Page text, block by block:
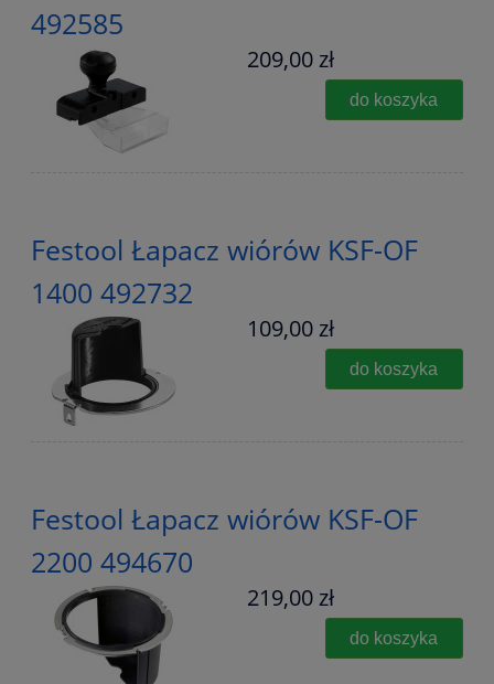
492585
209,00 zł
do koszyka
Festool Łapacz wiórów KSF-OF
1400 492732
109,00 zł
do koszyka
Festool Łapacz wiórów KSF-OF
2200 494670
219,00 zł
do koszyka